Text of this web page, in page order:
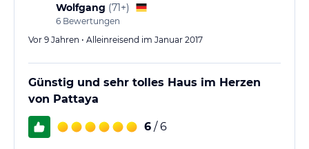
Wolfgang (71+)
6 Bewertungen
Vor 9 Jahren • Alleinreisend im Januar 2017
Günstig und sehr tolles Haus im Herzen
von Pattaya
6 / 6